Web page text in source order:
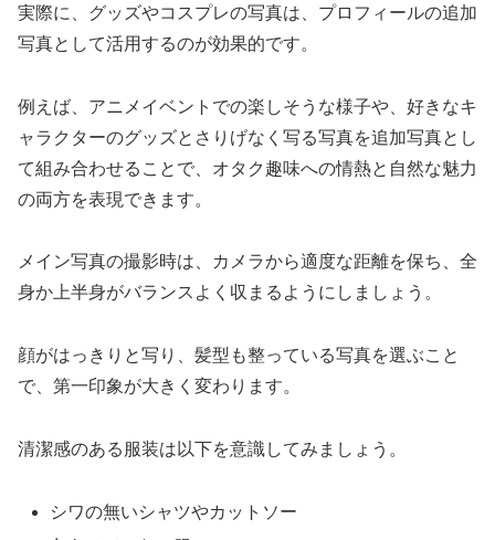
実際に、グッズやコスプレの写真は、プロフィールの追加
写真として活用するのが効果的です。
例えば、アニメイベントでの楽しそうな様子や、好きなキ
ャラクターのグッズとさりげなく写る写真を追加写真とし
て組み合わせることで、オタク趣味への情熱と自然な魅力
の両方を表現できます。
メイン写真の撮影時は、カメラから適度な距離を保ち、全
身か上半身がバランスよく収まるようにしましょう。
顔がはっきりと写り、髪型も整っている写真を選ぶこと
で、第一印象が大きく変わります。
清潔感のある服装は以下を意識してみましょう。
シワの無いシャツやカットソー